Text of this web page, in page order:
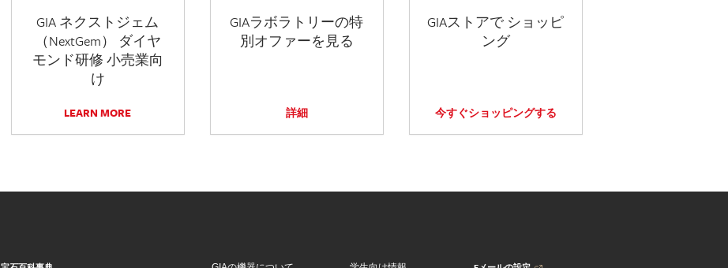
GIA ネクストジェム
（NextGem） ダイヤ
モンド研修 小売業向
け
LEARN MORE
GIAラボラトリーの特
別オファーを見る
詳細
GIAストアで ショッピ
ング
今すぐショッピングする